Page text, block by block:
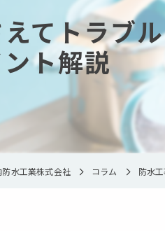
てトラブ
ト解説
水工業株式会社 コラム 防水